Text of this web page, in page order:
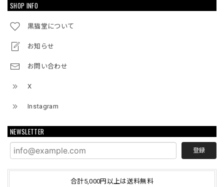
SHOP INFO
黒猫堂について
お知らせ
お問い合わせ
X
Instagram
NEWSLETTER
登録
合計5,000円以上は送料無料